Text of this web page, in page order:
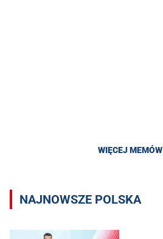
WIĘCEJ MEMÓW
NAJNOWSZE POLSKA